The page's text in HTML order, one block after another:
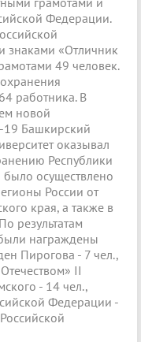
Федерации.
знаками «Отличник
49 человек.
работника. В
новой
19 Башкирский
оказывал
Республики
осуществлено
России от
края, а также в
результатам
награждены
Пирогова - 7 чел.,
II
- 14 чел.,
Федерации -